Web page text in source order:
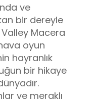
ve
bir dereyle
Macera
oyun
hayranlık
bir hikaye
ve meraklı